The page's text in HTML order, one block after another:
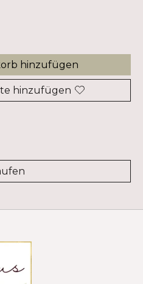
hinzufügen
hinzufügen